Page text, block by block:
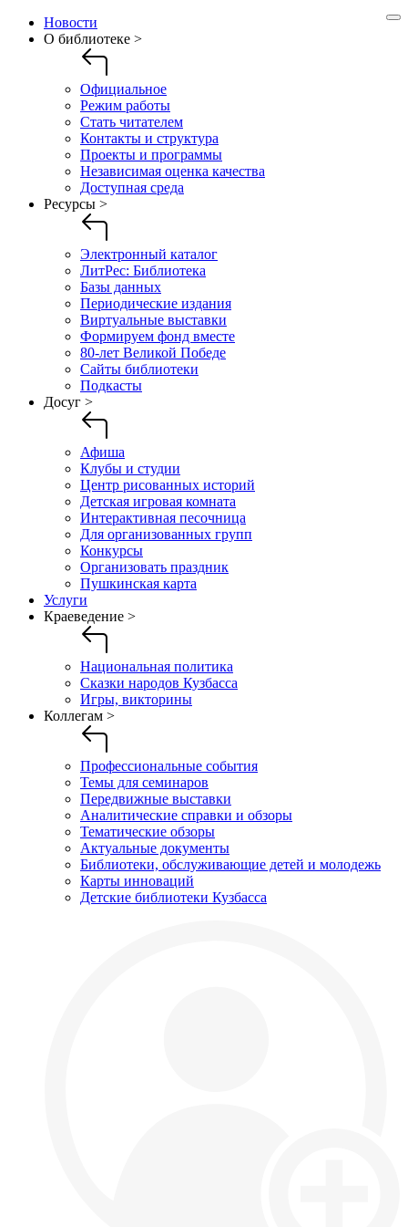
Новости
О библиотеке >
Официальное
Режим работы
Стать читателем
Контакты и структура
Проекты и программы
Независимая оценка качества
Доступная среда
Ресурсы >
Электронный каталог
ЛитРес: Библиотека
Базы данных
Периодические издания
Виртуальные выставки
Формируем фонд вместе
80-лет Великой Победе
Сайты библиотеки
Подкасты
Досуг >
Афиша
Клубы и студии
Центр рисованных историй
Детская игровая комната
Интерактивная песочница
Для организованных групп
Конкурсы
Организовать праздник
Пушкинская карта
Услуги
Краеведение >
Национальная политика
Сказки народов Кузбасса
Игры, викторины
Коллегам >
Профессиональные события
Темы для семинаров
Передвижные выставки
Аналитические справки и обзоры
Тематические обзоры
Актуальные документы
Библиотеки, обслуживающие детей и молодежь
Карты инноваций
Детские библиотеки Кузбасса